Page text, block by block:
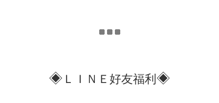
◈ ＬＩＮＥ好友福利◈